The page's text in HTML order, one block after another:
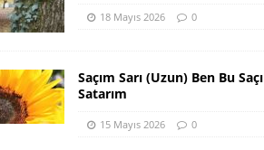
18 Mayıs 2026 0
Saçım Sarı (Uzun) Ben Bu Saçı
Satarım
15 Mayıs 2026 0